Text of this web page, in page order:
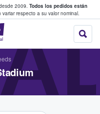
2009. Todos los pedidos están
respecto a su valor nominal.
StubHub:
fans